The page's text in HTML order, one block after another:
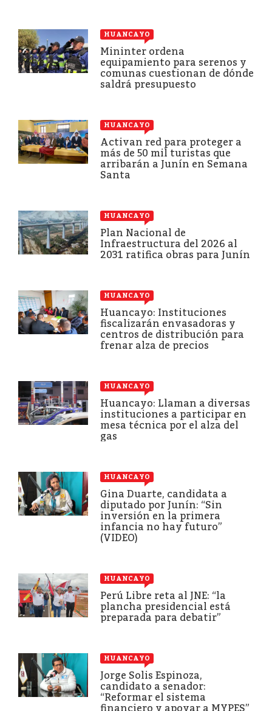
HUANCAYO
Mininter ordena
equipamiento para serenos y
comunas cuestionan de dónde
saldrá presupuesto
HUANCAYO
Activan red para proteger a
más de 50 mil turistas que
arribarán a Junín en Semana
Santa
HUANCAYO
Plan Nacional de
Infraestructura del 2026 al
2031 ratifica obras para Junín
HUANCAYO
Huancayo: Instituciones
fiscalizarán envasadoras y
centros de distribución para
frenar alza de precios
HUANCAYO
Huancayo: Llaman a diversas
instituciones a participar en
mesa técnica por el alza del
gas
HUANCAYO
Gina Duarte, candidata a
diputado por Junín: “Sin
inversión en la primera
infancia no hay futuro”
(VIDEO)
HUANCAYO
Perú Libre reta al JNE: “la
plancha presidencial está
preparada para debatir”
HUANCAYO
Jorge Solis Espinoza,
candidato a senador:
“Reformar el sistema
financiero y apoyar a MYPES”